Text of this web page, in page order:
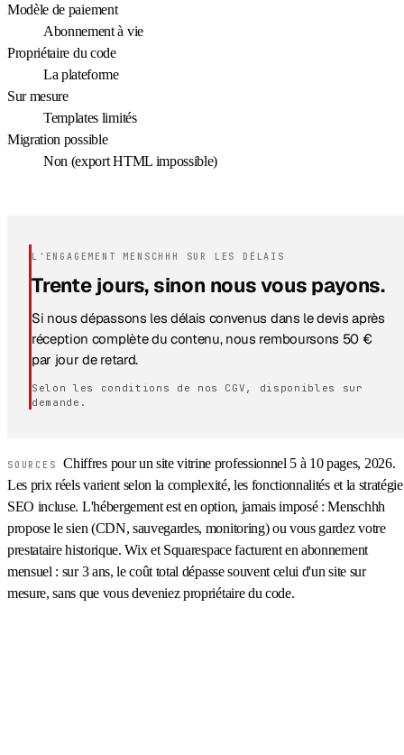
Modèle de paiement
Abonnement à vie
Propriétaire du code
La plateforme
Sur mesure
Templates limités
Migration possible
Non (export HTML impossible)
L'ENGAGEMENT MENSCHHH SUR LES DÉLAIS
Trente jours, sinon nous vous payons.
Si nous dépassons les délais convenus dans le devis après
réception complète du contenu, nous remboursons 50 €
par jour de retard.
Selon les conditions de nos CGV, disponibles sur
demande.
SOURCESChiffres pour un site vitrine professionnel 5 à 10 pages, 2026.
Les prix réels varient selon la complexité, les fonctionnalités et la stratégie
SEO incluse. L'hébergement est en option, jamais imposé : Menschhh
propose le sien (CDN, sauvegardes, monitoring) ou vous gardez votre
prestataire historique. Wix et Squarespace facturent en abonnement
mensuel : sur 3 ans, le coût total dépasse souvent celui d'un site sur
mesure, sans que vous deveniez propriétaire du code.